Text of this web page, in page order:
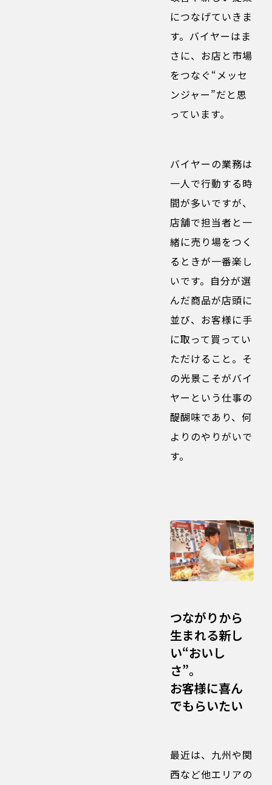
につなげていきま
す。バイヤーはま
さに、お店と市場
をつなぐ“メッセ
ンジャー”だと思
っています。
バイヤーの業務は
一人で行動する時
間が多いですが、
店舗で担当者と一
緒に売り場をつく
るときが一番楽し
いです。自分が選
んだ商品が店頭に
並び、お客様に手
に取って買ってい
ただけること。そ
の光景こそがバイ
ヤーという仕事の
醍醐味であり、何
よりのやりがいで
す。
つながりから
生まれる新し
い“おいし
さ”。
お客様に喜ん
でもらいたい
最近は、九州や関
西など他エリアの